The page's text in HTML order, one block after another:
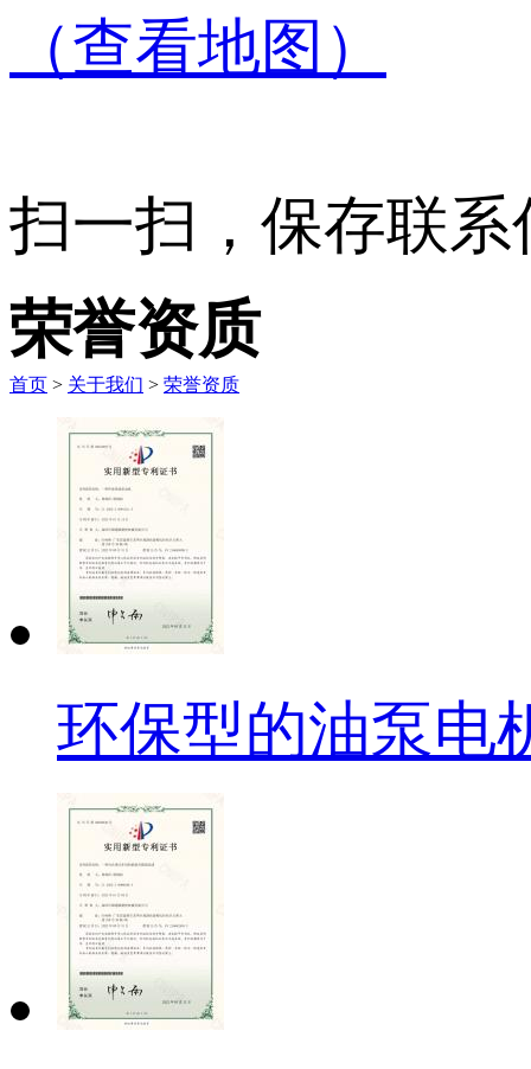
（查看地图）
扫一扫，保存联系
荣誉资质
首页 > 关于我们 > 荣誉资质
环保型的油泵电